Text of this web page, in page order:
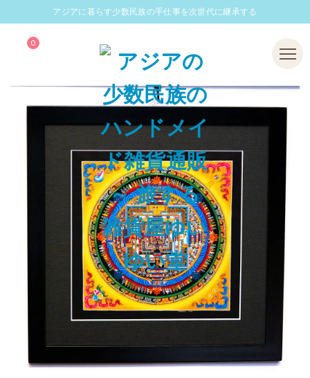
アジアに暮らす少数民族の手仕事を次世代に継承する
0 Menu